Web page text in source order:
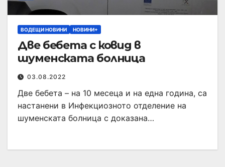
ВОДЕЩИ НОВИНИ НОВИНИ+
Две бебета с ковид в
шуменската болница
03.08.2022
Две бебета – на 10 месеца и на една година, са
настанени в Инфекциозното отделение на
шуменската болница с доказана…